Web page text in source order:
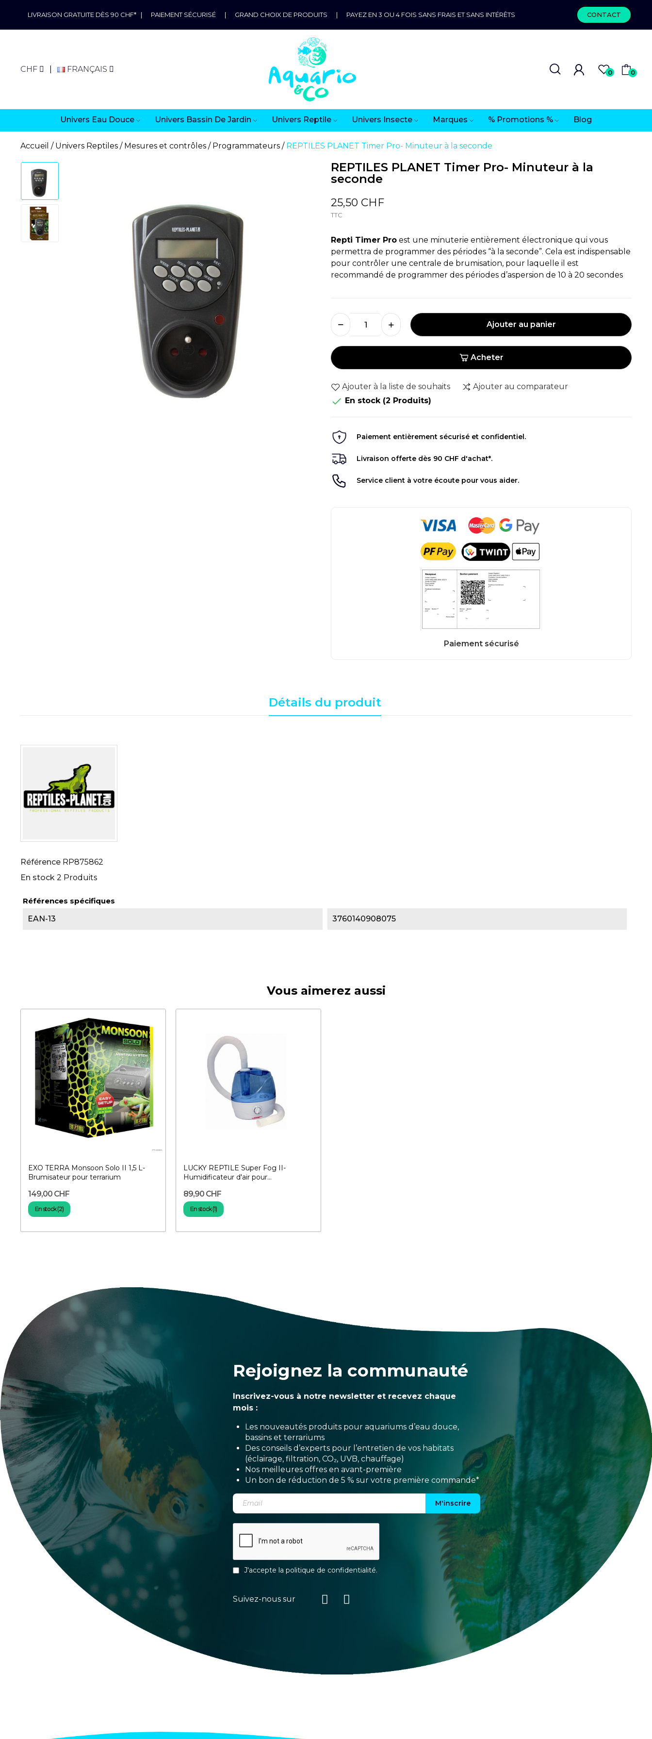
LIVRAISON GRATUITE DÈS 90 CHF* | PAIEMENT SÉCURISÉ | GRAND CHOIX DE PRODUITS | PAYEZ EN 3 OU 4 FOIS SANS FRAIS ET SANS INTÉRÊTS CONTACT
CHF FRANÇAIS 0 0
Univers Eau Douce Univers Bassin De Jardin Univers Reptile Univers Insecte Marques % Promotions % Blog
Accueil Univers Reptiles Mesures et contrôles Programmateurs REPTILES PLANET Timer Pro- Minuteur à la seconde
REPTILES PLANET Timer Pro- Minuteur à la
seconde
25,50 CHF
TTC
Repti Timer Pro est une minuterie entièrement électronique qui vous
permettra de programmer des périodes “à la seconde”. Cela est indispensable
pour contrôler une centrale de brumisation, pour laquelle il est
recommandé de programmer des périodes d’aspersion de 10 à 20 secondes
Ajouter au panier
Acheter
Ajouter à la liste de souhaits Ajouter au comparateur
 En stock (2 Produits)
Paiement entièrement sécurisé et confidentiel.
Livraison offerte dès 90 CHF d'achat*.
Service client à votre écoute pour vous aider.
Détails du produit
Référence RP875862
En stock 2 Produits
Références spécifiques
EAN-13
3760140908075
Vous aimerez aussi
EXO TERRA Monsoon Solo II 1,5 L-
Brumisateur pour terrarium
149,00 CHF
En stock (2)
LUCKY REPTILE Super Fog II-
Humidificateur d'air pour...
89,90 CHF
En stock (1)
Rejoignez la communauté
Inscrivez-vous à notre newsletter et recevez chaque
mois :
Les nouveautés produits pour aquariums d’eau douce,
bassins et terrariums
Des conseils d’experts pour l’entretien de vos habitats
(éclairage, filtration, CO₂, UVB, chauffage)
Nos meilleures offres en avant-première
Un bon de réduction de 5 % sur votre première commande*
M'inscrire
J'accepte la politique de confidentialité.
Suivez-nous sur